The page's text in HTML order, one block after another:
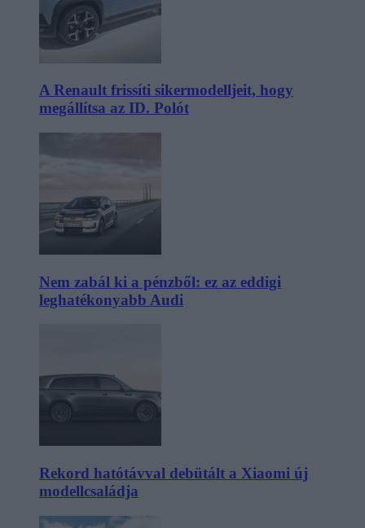
A Renault frissíti sikermodelljeit, hogy
megállítsa az ID. Polót
Nem zabál ki a pénzből: ez az eddigi
leghatékonyabb Audi
Rekord hatótávval debütált a Xiaomi új
modellcsaládja